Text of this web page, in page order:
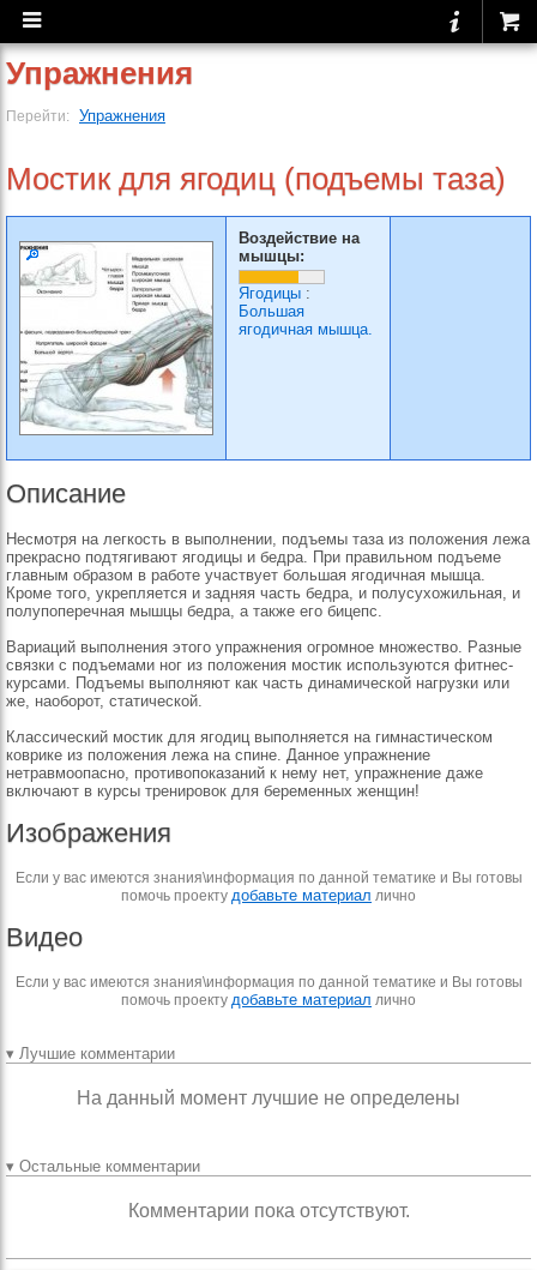
Упражнения
Перейти: Упражнения
Мостик для ягодиц (подъемы таза)
Воздействие на
мышцы:
Ягодицы :
Большая
ягодичная мышца.
Описание
Несмотря на легкость в выполнении, подъемы таза из положения лежа
прекрасно подтягивают ягодицы и бедра. При правильном подъеме
главным образом в работе участвует большая ягодичная мышца.
Кроме того, укрепляется и задняя часть бедра, и полусухожильная, и
полупоперечная мышцы бедра, а также его бицепс.
Вариаций выполнения этого упражнения огромное множество. Разные
связки с подъемами ног из положения мостик используются фитнес-
курсами. Подъемы выполняют как часть динамической нагрузки или
же, наоборот, статической.
Классический мостик для ягодиц выполняется на гимнастическом
коврике из положения лежа на спине. Данное упражнение
нетравмоопасно, противопоказаний к нему нет, упражнение даже
включают в курсы тренировок для беременных женщин!
Изображения
Если у вас имеются знания\информация по данной тематике и Вы готовы
помочь проекту добавьте материал лично
Видео
Если у вас имеются знания\информация по данной тематике и Вы готовы
помочь проекту добавьте материал лично
▾ Лучшие комментарии
На данный момент лучшие не определены
▾ Остальные комментарии
Комментарии пока отсутствуют.